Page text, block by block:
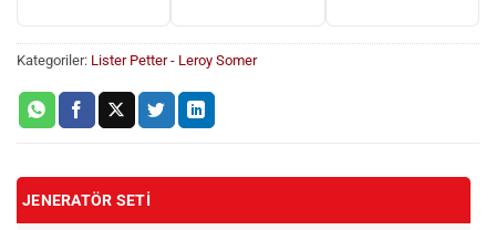
Kategoriler: Lister Petter - Leroy Somer
JENERATÖR SETI